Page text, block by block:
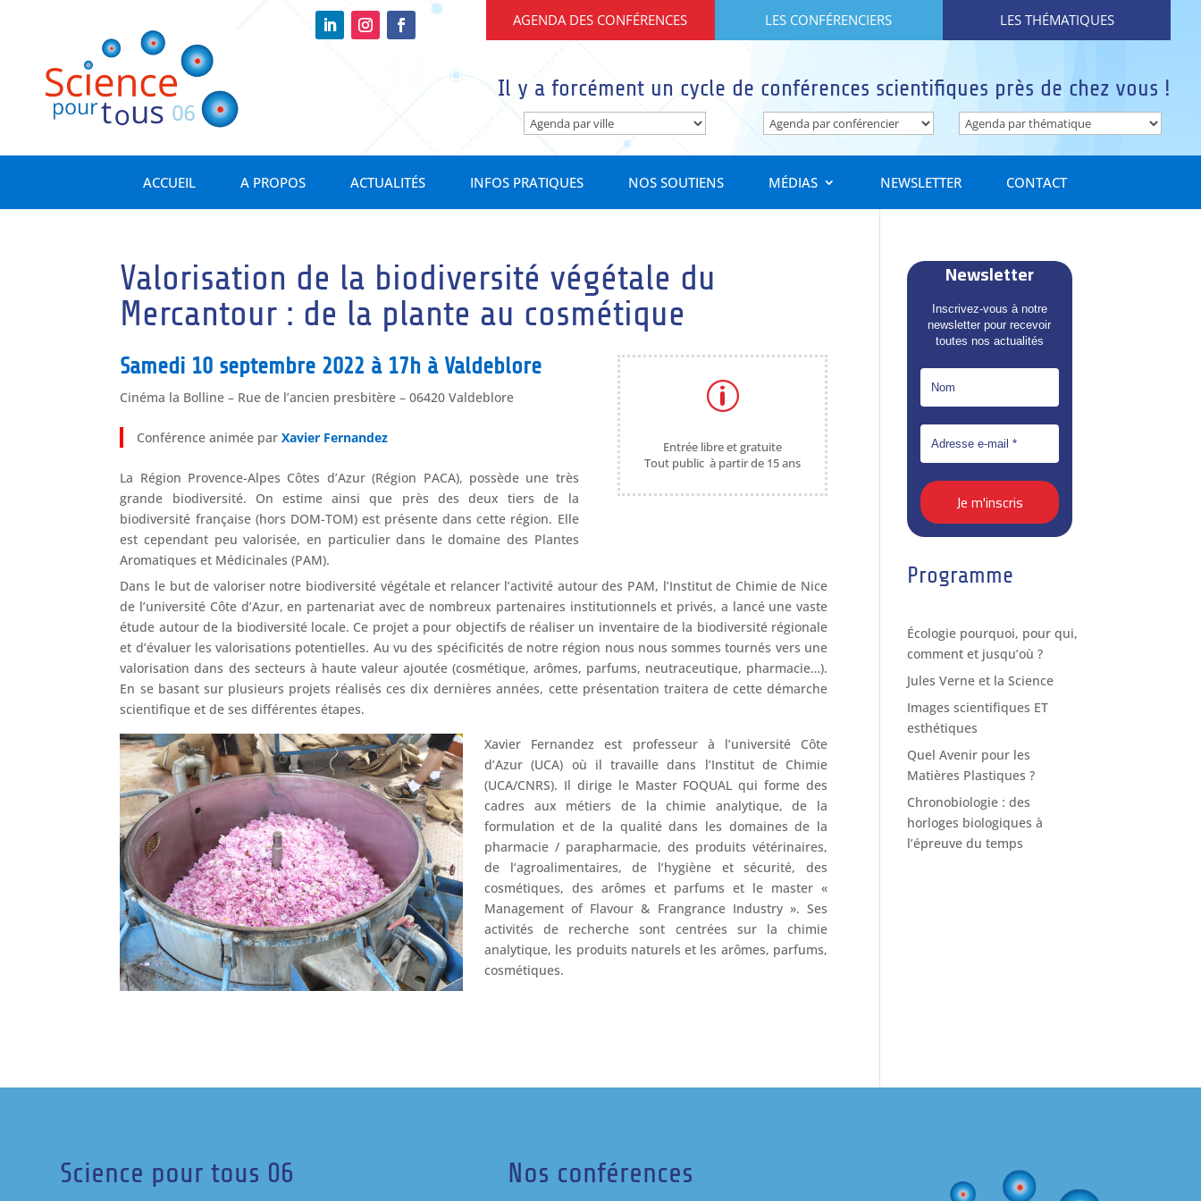
AGENDA DES CONFÉRENCES LES CONFÉRENCIERS LES THÉMATIQUES
Il y a forcément un cycle de conférences scientifiques près de chez vous !
ACCUEIL A PROPOS ACTUALITÉS INFOS PRATIQUES NOS SOUTIENS MÉDIAS NEWSLETTER CONTACT
Valorisation de la biodiversité végétale du
Mercantour : de la plante au cosmétique
Samedi 10 septembre 2022 à 17h à Valdeblore
Cinéma la Bolline – Rue de l’ancien presbitère – 06420 Valdeblore
Conférence animée par Xavier Fernandez
La Région Provence-Alpes Côtes d’Azur (Région PACA), possède une très
grande biodiversité. On estime ainsi que près des deux tiers de la
biodiversité française (hors DOM-TOM) est présente dans cette région. Elle
est cependant peu valorisée, en particulier dans le domaine des Plantes
Aromatiques et Médicinales (PAM).
p
Entrée libre et gratuite
Tout public à partir de 15 ans
Dans le but de valoriser notre biodiversité végétale et relancer l’activité autour des PAM, l’Institut de Chimie de Nice
de l’université Côte d’Azur, en partenariat avec de nombreux partenaires institutionnels et privés, a lancé une vaste
étude autour de la biodiversité locale. Ce projet a pour objectifs de réaliser un inventaire de la biodiversité régionale
et d’évaluer les valorisations potentielles. Au vu des spécificités de notre région nous nous sommes tournés vers une
valorisation dans des secteurs à haute valeur ajoutée (cosmétique, arômes, parfums, neutraceutique, pharmacie…).
En se basant sur plusieurs projets réalisés ces dix dernières années, cette présentation traitera de cette démarche
scientifique et de ses différentes étapes.
Xavier Fernandez est professeur à l’université Côte
d’Azur (UCA) où il travaille dans l’Institut de Chimie
(UCA/CNRS). Il dirige le Master FOQUAL qui forme des
cadres aux métiers de la chimie analytique, de la
formulation et de la qualité dans les domaines de la
pharmacie / parapharmacie, des produits vétérinaires,
de l’agroalimentaires, de l’hygiène et sécurité, des
cosmétiques, des arômes et parfums et le master «
Management of Flavour & Frangrance Industry ». Ses
activités de recherche sont centrées sur la chimie
analytique, les produits naturels et les arômes, parfums,
cosmétiques.
Newsletter
Inscrivez-vous à notre
newsletter pour recevoir
toutes nos actualités
Programme
Écologie pourquoi, pour qui,
comment et jusqu’où ?
Jules Verne et la Science
Images scientifiques ET
esthétiques
Quel Avenir pour les
Matières Plastiques ?
Chronobiologie : des
horloges biologiques à
l’épreuve du temps
Science pour tous 06 Nos conférences